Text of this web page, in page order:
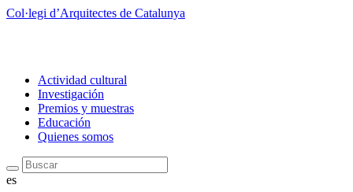
Col·legi d’Arquitectes de Catalunya
Actividad cultural
Investigación
Premios y muestras
Educación
Quienes somos
Buscar
es